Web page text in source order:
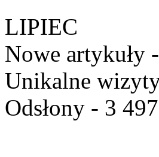
LIPIEC
Nowe artykuły
Unikalne
Odsłony - 3